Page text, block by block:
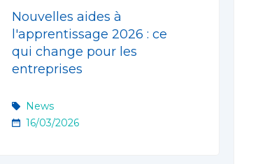
Nouvelles aides à
l'apprentissage 2026 : ce
qui change pour les
entreprises
News
16/03/2026